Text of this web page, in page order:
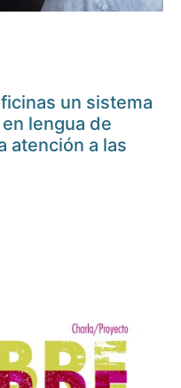
un sistema
lengua de
atención a las